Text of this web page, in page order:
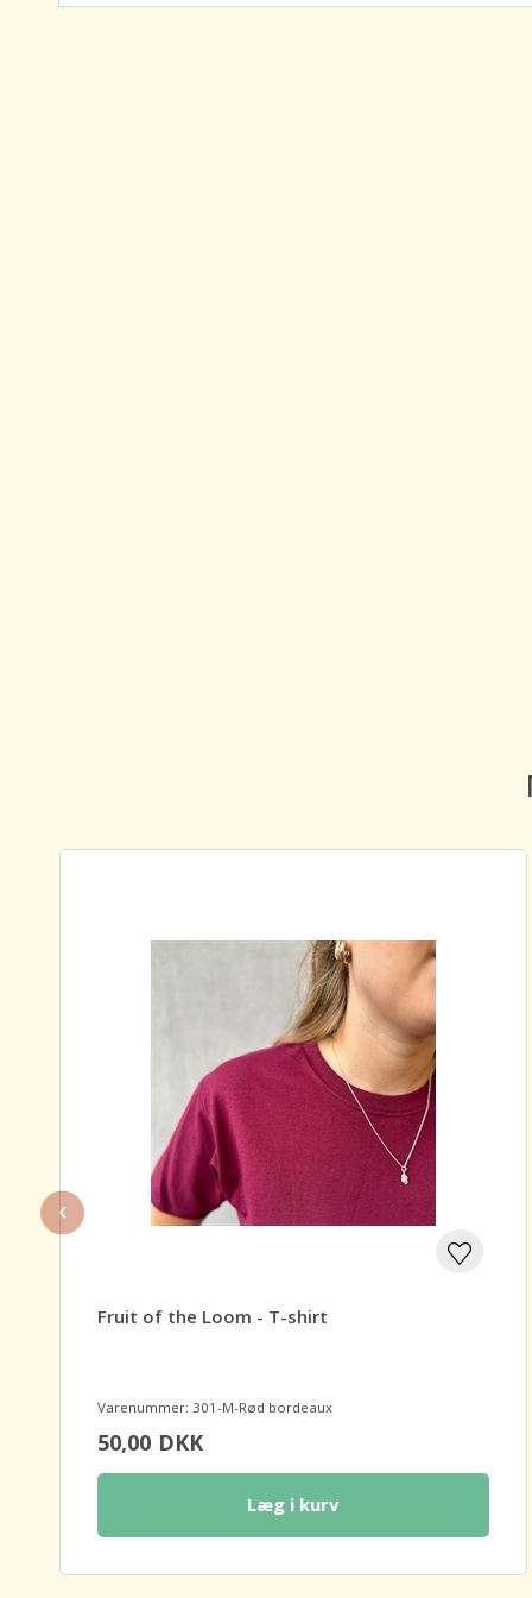
Fruit of the Loom - T-shirt
Varenummer: 301-M-Rød bordeaux
50,00DKK
Læg i kurv
‹